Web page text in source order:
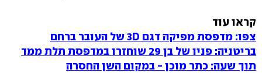
קראו עוד
צפו: מדפסת מפיקה דגם 3D של העובר ברחם
בריטניה: פניו של בן 29 שוחזרו במדפסת תלת ממד
תוך שעה: כתר מוכן - במקום השן החסרה